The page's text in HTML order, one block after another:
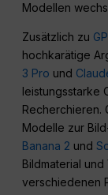
Modellen
Zusätzlich zu
hochkarätige
3 Pro und
leistungsstarke
Recherchieren.
Modelle zur
Banana 2 und
Bildmaterial
verschiedenen